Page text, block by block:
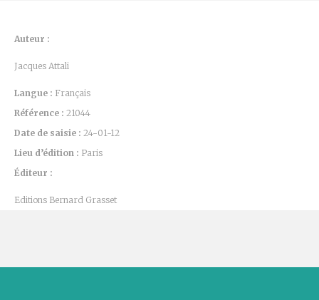
Auteur :
Jacques Attali
Langue : Français
Référence : 21044
Date de saisie : 24-01-12
Lieu d’édition : Paris
Éditeur :
Editions Bernard Grasset